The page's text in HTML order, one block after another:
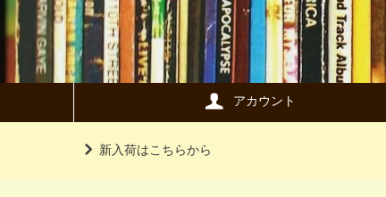
アカウント
新入荷はこちらから